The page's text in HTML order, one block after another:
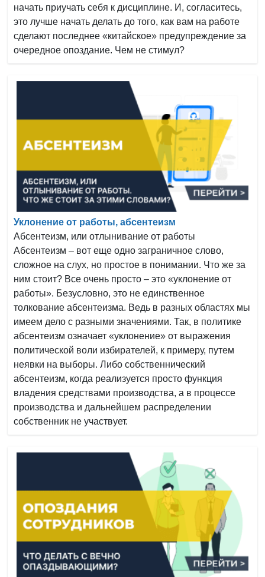
начать приучать себя к дисциплине. И, согласитесь,
это лучше начать делать до того, как вам на работе
сделают последнее «китайское» предупреждение за
очередное опоздание. Чем не стимул?
Уклонение от работы, абсентеизм
Абсентеизм, или отлынивание от работы
Абсентеизм – вот еще одно заграничное слово,
сложное на слух, но простое в понимании. Что же за
ним стоит? Все очень просто – это «уклонение от
работы». Безусловно, это не единственное
толкование абсентеизма. Ведь в разных областях мы
имеем дело с разными значениями. Так, в политике
абсентеизм означает «уклонение» от выражения
политической воли избирателей, к примеру, путем
неявки на выборы. Либо собственнический
абсентеизм, когда реализуется просто функция
владения средствами производства, а в процессе
производства и дальнейшем распределении
собственник не участвует.